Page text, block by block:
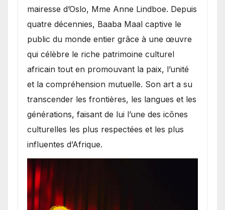
mairesse d’Oslo, Mme Anne Lindboe. Depuis
quatre décennies, Baaba Maal captive le
public du monde entier grâce à une œuvre
qui célèbre le riche patrimoine culturel
africain tout en promouvant la paix, l’unité
et la compréhension mutuelle. Son art a su
transcender les frontières, les langues et les
générations, faisant de lui l’une des icônes
culturelles les plus respectées et les plus
influentes d’Afrique.